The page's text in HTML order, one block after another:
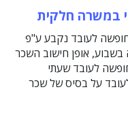
במשרה חלקית
חופשה לעובד נקבע ע"פ
אופן חישוב השכר
לעובד שעתי
על בסיס של שכר